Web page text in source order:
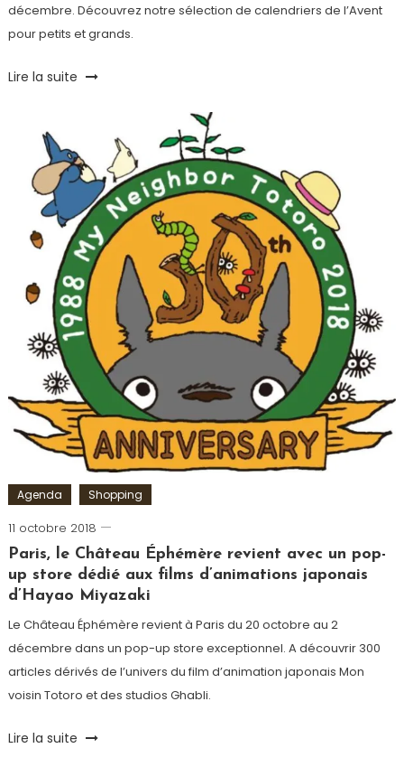
décembre. Découvrez notre sélection de calendriers de l’Avent
pour petits et grands.
Tagged
l'Avent,
Cheerz,
Chocolats,
Comtesse
Barry,
gras,
Kinder
,
boite
fromager,
La
Grande
Récrée,
Lutti ,
Playmobil ,
Star
Wars,
Vin
Lire la suite
Agenda Shopping
11 octobre 2018
Romain-
Paris
Paris, le Château Éphémère revient avec un pop-
up store dédié aux films d’animations japonais
d’Hayao Miyazaki
Le Château Éphémère revient à Paris du 20 octobre au 2
décembre dans un pop-up store exceptionnel. A découvrir 300
articles dérivés de l’univers du film d’animation japonais Mon
voisin Totoro et des studios Ghabli.
Tagged
Lire la suite